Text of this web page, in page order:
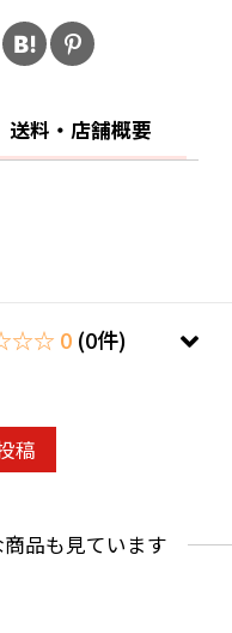
トレーターとして
たびに、日本人に
いる新進気鋭の作
出版となる。
役員を退任。2011
設立し、代表取締
している。また文
ス発行を出版。
送料・店舗概要
0 (0件)
稿
品も見ています